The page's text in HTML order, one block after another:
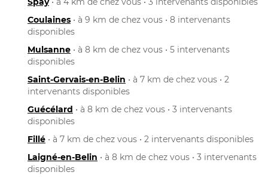
Coulaines • à 9 km de chez vous • 8 intervenants
disponibles
Mulsanne • à 8 km de chez vous • 5 intervenants
disponibles
Saint-Gervais-en-Belin • à 7 km de chez vous • 2
intervenants disponibles
Guécélard • à 8 km de chez vous • 3 intervenants
disponibles
Fillé • à 7 km de chez vous • 2 intervenants disponibles
Laigné-en-Belin • à 8 km de chez vous • 3 intervenants
disponibles